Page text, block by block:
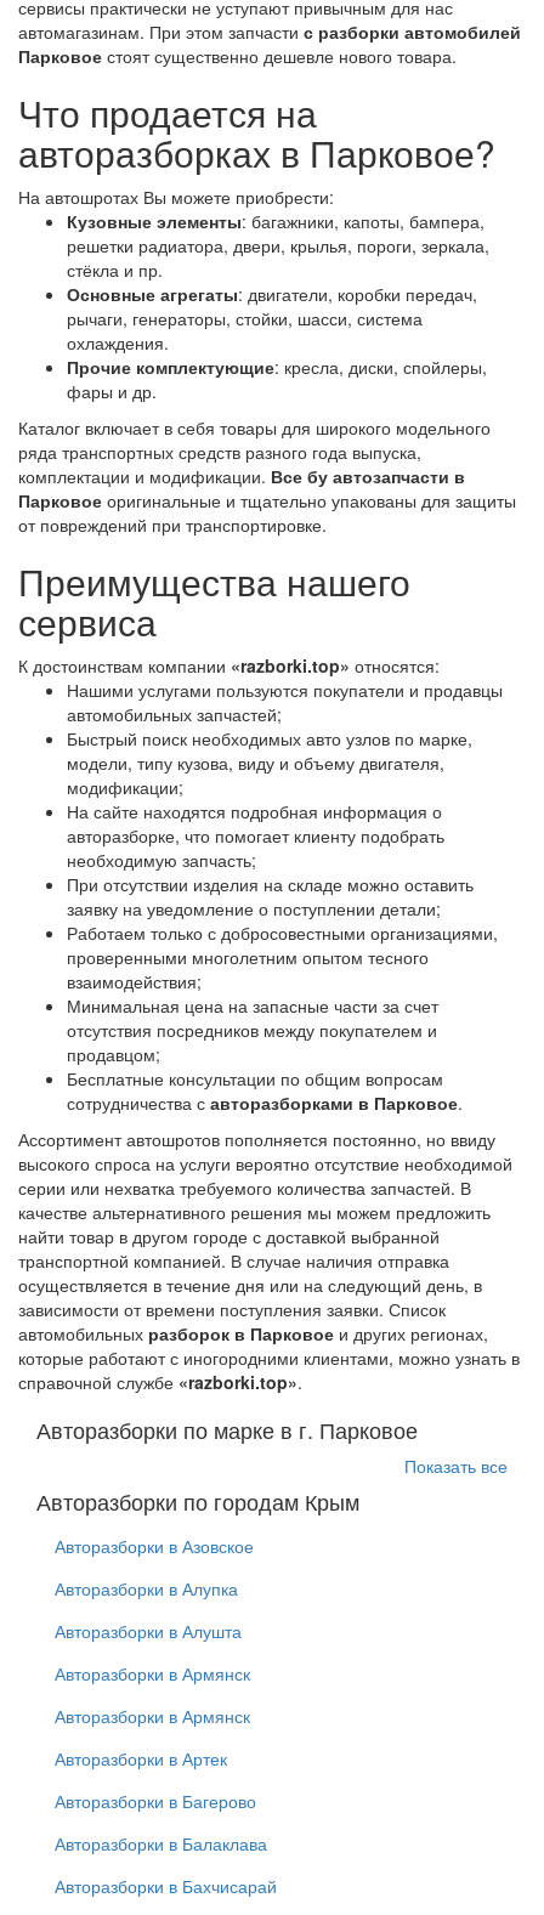
сервисы практически не уступают привычным для нас
автомагазинам. При этом запчасти с разборки автомобилей
Парковое стоят существенно дешевле нового товара.
Что продается на
авторазборках в Парковое?
На автошротах Вы можете приобрести:
Кузовные элементы: багажники, капоты, бампера,
решетки радиатора, двери, крылья, пороги, зеркала,
стёкла и пр.
Основные агрегаты: двигатели, коробки передач,
рычаги, генераторы, стойки, шасси, система
охлаждения.
Прочие комплектующие: кресла, диски, спойлеры,
фары и др.
Каталог включает в себя товары для широкого модельного
ряда транспортных средств разного года выпуска,
комплектации и модификации. Все бу автозапчасти в
Парковое оригинальные и тщательно упакованы для защиты
от повреждений при транспортировке.
Преимущества нашего
сервиса
К достоинствам компании «razborki.top» относятся:
Нашими услугами пользуются покупатели и продавцы
автомобильных запчастей;
Быстрый поиск необходимых авто узлов по марке,
модели, типу кузова, виду и объему двигателя,
модификации;
На сайте находятся подробная информация о
авторазборке, что помогает клиенту подобрать
необходимую запчасть;
При отсутствии изделия на складе можно оставить
заявку на уведомление о поступлении детали;
Работаем только с добросовестными организациями,
проверенными многолетним опытом тесного
взаимодействия;
Минимальная цена на запасные части за счет
отсутствия посредников между покупателем и
продавцом;
Бесплатные консультации по общим вопросам
сотрудничества с авторазборками в Парковое.
Ассортимент автошротов пополняется постоянно, но ввиду
высокого спроса на услуги вероятно отсутствие необходимой
серии или нехватка требуемого количества запчастей. В
качестве альтернативного решения мы можем предложить
найти товар в другом городе с доставкой выбранной
транспортной компанией. В случае наличия отправка
осуществляется в течение дня или на следующий день, в
зависимости от времени поступления заявки. Список
автомобильных разборок в Парковое и других регионах,
которые работают с иногородними клиентами, можно узнать в
справочной службе «razborki.top».
Авторазборки по марке в г. Парковое
Показать все
Авторазборки по городам Крым
Авторазборки в Азовское
Авторазборки в Алупка
Авторазборки в Алушта
Авторазборки в Армянск
Авторазборки в Армянск
Авторазборки в Артек
Авторазборки в Багерово
Авторазборки в Балаклава
Авторазборки в Бахчисарай